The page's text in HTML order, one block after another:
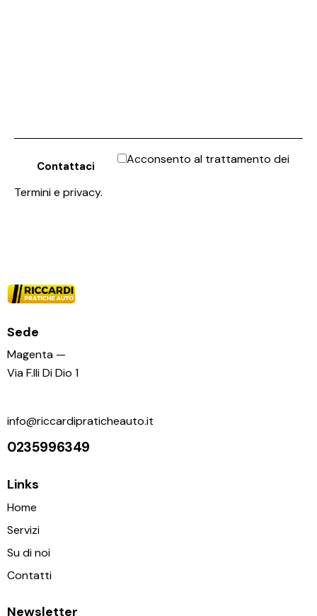
Acconsento al trattamento dei
Termini e privacy.
Sede
Magenta —
Via F.lli Di Dio 1
info@riccardipraticheauto.it
0235996349
Links
Home
Servizi
Su di noi
Contatti
Newsletter